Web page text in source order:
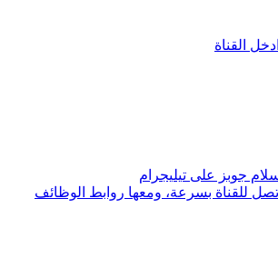
ادخل القناة
جوبز على تيليجرام
للقناة بسرعة، ومعها روابط الوظائف